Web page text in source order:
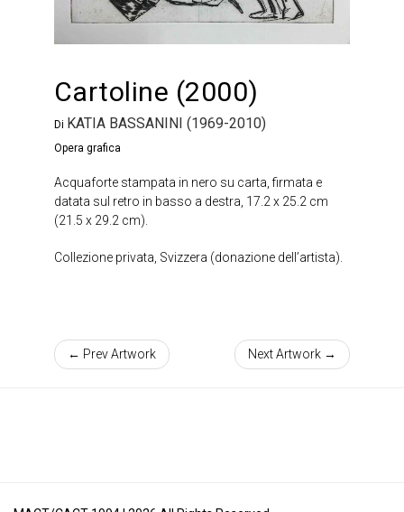
Cartoline (2000)
Di KATIA BASSANINI (1969-2010)
Opera grafica
Acquaforte stampata in nero su carta, firmata e
datata sul retro in basso a destra, 17.2 x 25.2 cm
(21.5 x 29.2 cm).
Collezione privata, Svizzera (donazione dell’artista).
← Prev Artwork Next Artwork →